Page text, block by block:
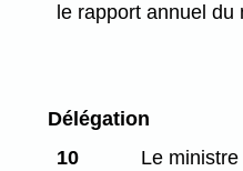
le rapport annuel
Délégation
10
Le